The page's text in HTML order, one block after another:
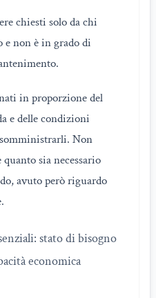
chiesti solo da chi
e non è in grado di
in proporzione del
e delle condizioni
Non
sia necessario
avuto però riguardo
stato di bisogno
economica